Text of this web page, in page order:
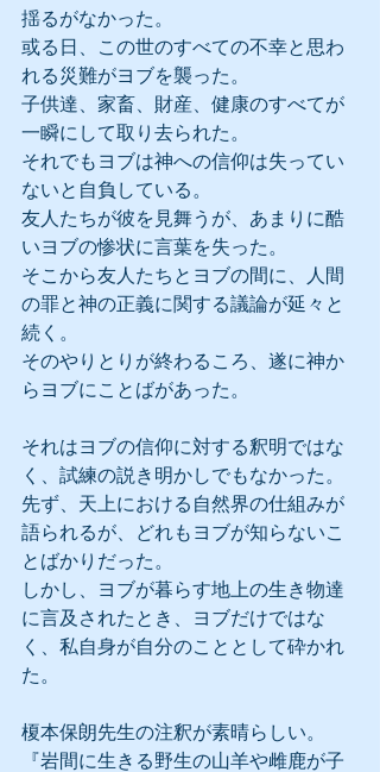
揺るがなかった。
或る日、この世のすべての不幸と思わ
れる災難がヨブを襲った。
子供達、家畜、財産、健康のすべてが
一瞬にして取り去られた。
それでもヨブは神への信仰は失ってい
ないと自負している。
友人たちが彼を見舞うが、あまりに酷
いヨブの惨状に言葉を失った。
そこから友人たちとヨブの間に、人間
の罪と神の正義に関する議論が延々と
続く。
そのやりとりが終わるころ、遂に神か
らヨブにことばがあった。
それはヨブの信仰に対する釈明ではな
く、試練の説き明かしでもなかった。
先ず、天上における自然界の仕組みが
語られるが、どれもヨブが知らないこ
とばかりだった。
しかし、ヨブが暮らす地上の生き物達
に言及されたとき、ヨブだけではな
く、私自身が自分のこととして砕かれ
た。
榎本保朗先生の注釈が素晴らしい。
『岩間に生きる野生の山羊や雌鹿が子